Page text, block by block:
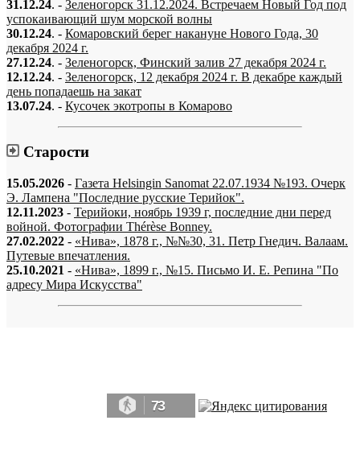
31.12.24. - Зеленогорск 31.12.2024. Встречаем Новый Год под
успокаивающий шум морской волны
30.12.24. - Комаровский берег накануне Нового Года, 30
декабря 2024 г.
27.12.24. - Зеленогорск, Финский залив 27 декабря 2024 г.
12.12.24. - Зеленогорск, 12 декабря 2024 г. В декабре каждый
день попадаешь на закат
13.07.24. - Кусочек экотропы в Комарово
Старости
15.05.2026 - Газета Helsingin Sanomat 22.07.1934 №193. Очерк
Э. Лампена "Последние русские Терийок".
12.11.2023 - Терийоки, ноябрь 1939 г, последние дни перед
войной. Фотографии Thérèse Bonney.
27.02.2022 - «Нива», 1878 г., №№30, 31. Петр Гнедич. Валаам.
Путевые впечатления.
25.10.2021 - «Нива», 1899 г., №15. Письмо И. Е. Репина "По
адресу Мира Искусства"
73